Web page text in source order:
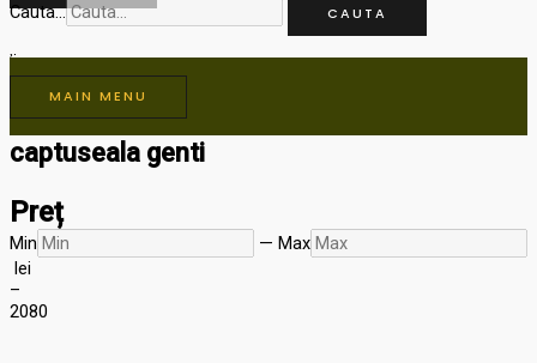
Cauta... CAUTA
MAIN MENU
captuseala genti
Preț
Min — Max
lei
–
2080